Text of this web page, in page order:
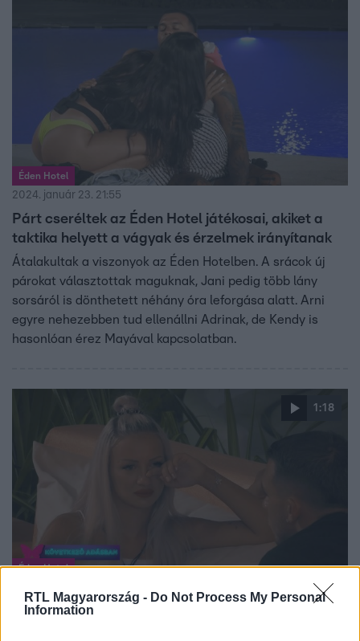
RTL Magyarország - Do Not Process My Personal
Information
Éden Hotel
2024. január 23. 21:55
Párt cseréltek az Éden Hotel játékosai, akiket a
taktika helyett a vágyak és érzelmek irányítanak
Átalakultak a viszonyok az Éden Hotelben. A srácok új
párokat választottak maguknak, Jani pedig több lány
sorsáról is dönthetett néhány óra leforgása alatt. Arni
egyre nehezebben tud ellenállni Adrinak, de Kendy is
hasonlóan érez Mayával kapcsolatban.
1:18
Éden Hotel
3 millió forintért lemondhatnak a játék